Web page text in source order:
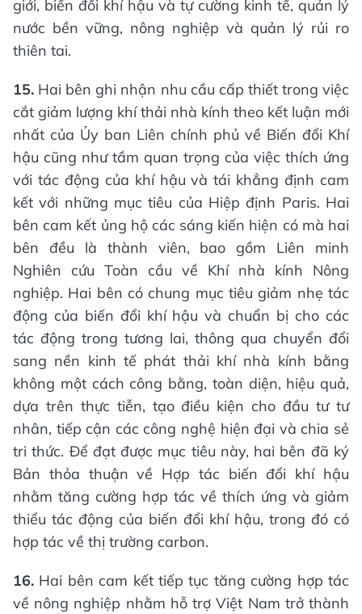
giới, biến đổi khí hậu và tự cường kinh tế, quản lý
nước bền vững, nông nghiệp và quản lý rủi ro
thiên tai.
15. Hai bên ghi nhận nhu cầu cấp thiết trong việc
cắt giảm lượng khí thải nhà kính theo kết luận mới
nhất của Ủy ban Liên chính phủ về Biến đổi Khí
hậu cũng như tầm quan trọng của việc thích ứng
với tác động của khí hậu và tái khẳng định cam
kết với những mục tiêu của Hiệp định Paris. Hai
bên cam kết ủng hộ các sáng kiến hiện có mà hai
bên đều là thành viên, bao gồm Liên minh
Nghiên cứu Toàn cầu về Khí nhà kính Nông
nghiệp. Hai bên có chung mục tiêu giảm nhẹ tác
động của biến đổi khí hậu và chuẩn bị cho các
tác động trong tương lai, thông qua chuyển đổi
sang nền kinh tế phát thải khí nhà kính bằng
không một cách công bằng, toàn diện, hiệu quả,
dựa trên thực tiễn, tạo điều kiện cho đầu tư tư
nhân, tiếp cận các công nghệ hiện đại và chia sẻ
tri thức. Để đạt được mục tiêu này, hai bên đã ký
Bản thỏa thuận về Hợp tác biến đổi khí hậu
nhằm tăng cường hợp tác về thích ứng và giảm
thiểu tác động của biến đổi khí hậu, trong đó có
hợp tác về thị trường carbon.
16. Hai bên cam kết tiếp tục tăng cường hợp tác
về nông nghiệp nhằm hỗ trợ Việt Nam trở thành